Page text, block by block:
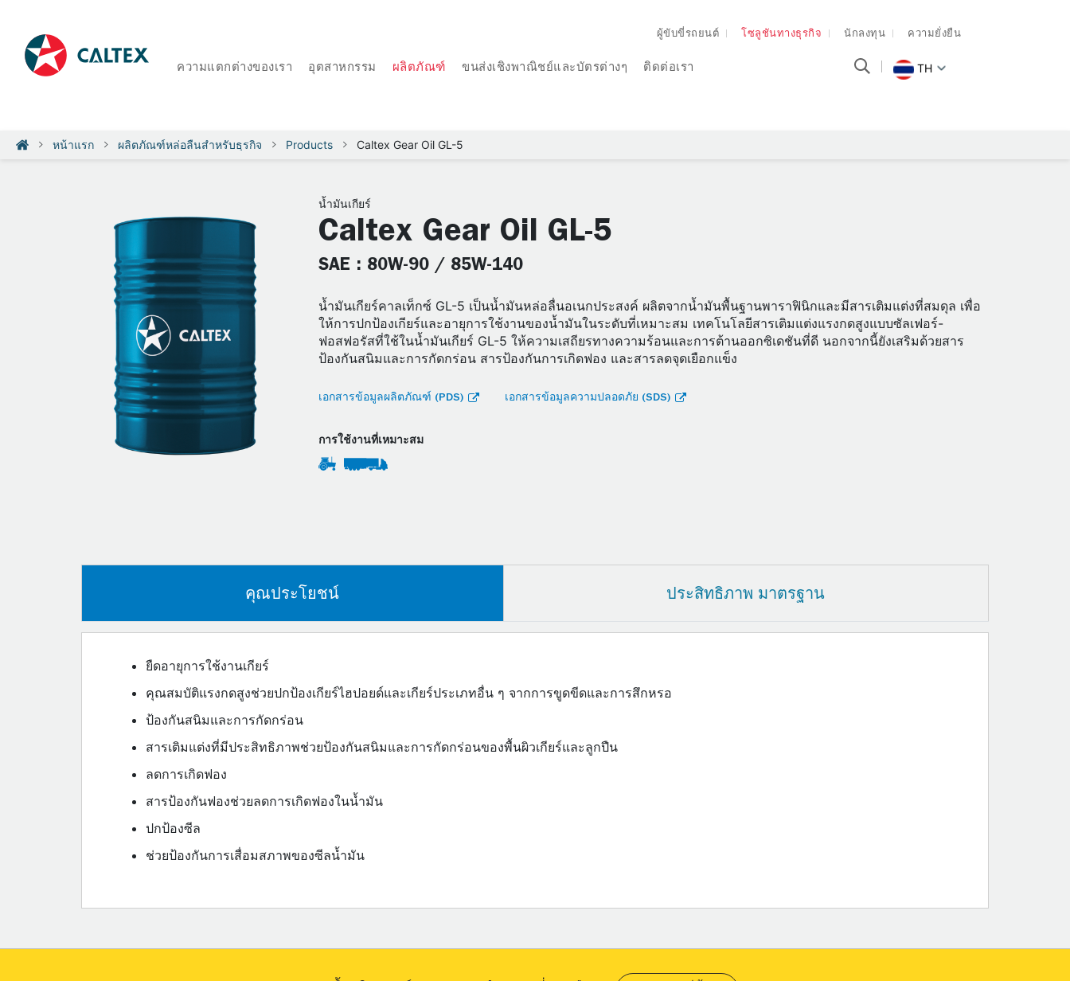
ผู้ขับขี่รถยนต์ โซลูชันทางธุรกิจ นักลงทุน ความยั่งยืน
ความแตกต่างของเรา อุตสาหกรรม ผลิตภัณฑ์ ขนส่งเชิงพาณิชย์และบัตรต่างๆ ติดต่อเรา TH
หน้าแรก ผลิตภัณฑ์หล่อลื่นสำหรับธุรกิจ Products Caltex Gear Oil GL-5
น้ำมันเกียร์
Caltex Gear Oil GL-5
SAE : 80W-90 / 85W-140
น้ำมันเกียร์คาลเท็กซ์ GL-5 เป็นน้ำมันหล่อลื่นอเนกประสงค์ ผลิตจากน้ำมันพื้นฐานพาราฟินิกและมีสารเติมแต่งที่สมดุล เพื่อ
ให้การปกป้องเกียร์และอายุการใช้งานของน้ำมันในระดับที่เหมาะสม เทคโนโลยีสารเติมแต่งแรงกดสูงแบบซัลเฟอร์-
ฟอสฟอรัสที่ใช้ในน้ำมันเกียร์ GL-5 ให้ความเสถียรทางความร้อนและการต้านออกซิเดชันที่ดี นอกจากนี้ยังเสริมด้วยสาร
ป้องกันสนิมและการกัดกร่อน สารป้องกันการเกิดฟอง และสารลดจุดเยือกแข็ง
เอกสารข้อมูลผลิตภัณฑ์ (PDS) เอกสารข้อมูลความปลอดภัย (SDS)
การใช้งานที่เหมาะสม
คุณประโยชน์ ประสิทธิภาพ มาตรฐาน
ยืดอายุการใช้งานเกียร์
คุณสมบัติแรงกดสูงช่วยปกป้องเกียร์ไฮปอยด์และเกียร์ประเภทอื่น ๆ จากการขูดขีดและการสึกหรอ
ป้องกันสนิมและการกัดกร่อน
สารเติมแต่งที่มีประสิทธิภาพช่วยป้องกันสนิมและการกัดกร่อนของพื้นผิวเกียร์และลูกปืน
ลดการเกิดฟอง
สารป้องกันฟองช่วยลดการเกิดฟองในน้ำมัน
ปกป้องซีล
ช่วยป้องกันการเสื่อมสภาพของซีลน้ำมัน